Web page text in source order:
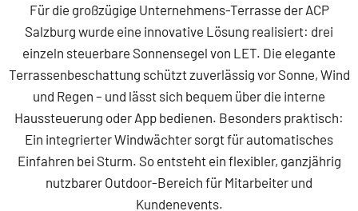
Für die großzügige Unternehmens-Terrasse der ACP
Salzburg wurde eine innovative Lösung realisiert: drei
einzeln steuerbare Sonnensegel von LET. Die elegante
Terrassenbeschattung schützt zuverlässig vor Sonne, Wind
und Regen – und lässt sich bequem über die interne
Haussteuerung oder App bedienen. Besonders praktisch:
Ein integrierter Windwächter sorgt für automatisches
Einfahren bei Sturm. So entsteht ein flexibler, ganzjährig
nutzbarer Outdoor-Bereich für Mitarbeiter und
Kundenevents.